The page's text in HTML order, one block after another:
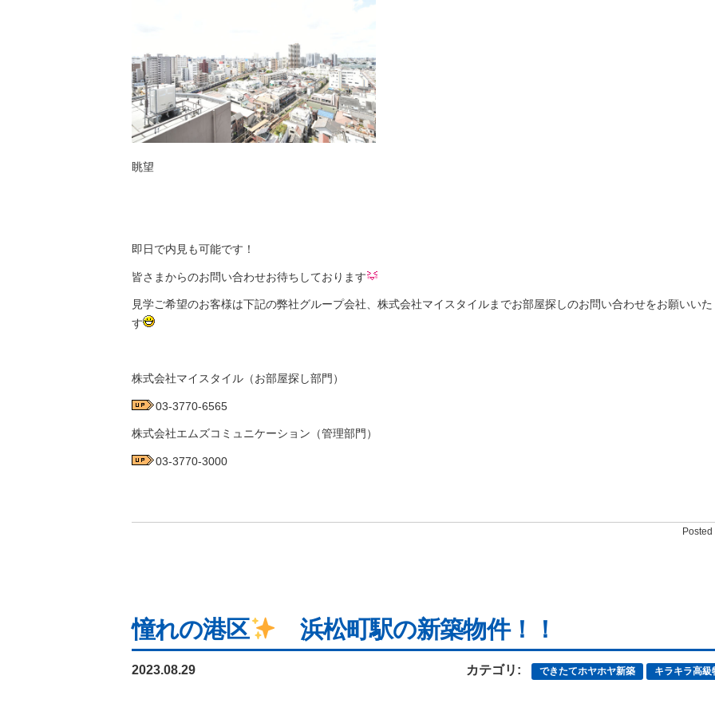
眺望
即日で内見も可能です！
皆さまからのお問い合わせお待ちしております
見学ご希望のお客様は下記の弊社グループ会社、株式会社マイスタイルまでお部屋探しのお問い合わせをお願いい
す
株式会社マイスタイル（お部屋探し部門）
03-3770-6565
株式会社エムズコミュニケーション（管理部門）
03-3770-3000
Posted
憧れの港区 浜松町駅の新築物件！！
2023.08.29 カテゴリ: できたてホヤホヤ新築 キラキラ高級